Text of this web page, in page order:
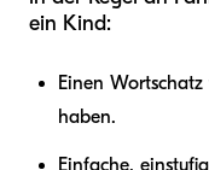
ein Kind:
Einen
haben.
Einfache,